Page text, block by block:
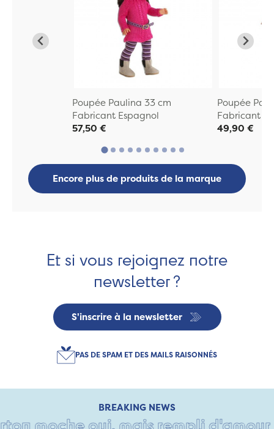
Poupée Paulina 33 cm
Fabricant Espagnol
57,50 €
Poupée
Fabricant
49,90 €
Encore plus de produits de la marque
Et si vous rejoignez notre
newsletter ?
S'inscrire à la newsletter
PAS DE SPAM ET DES MAILS RAISONNÉS
BREAKING NEWS
moche oui, mais rempli d'amour •